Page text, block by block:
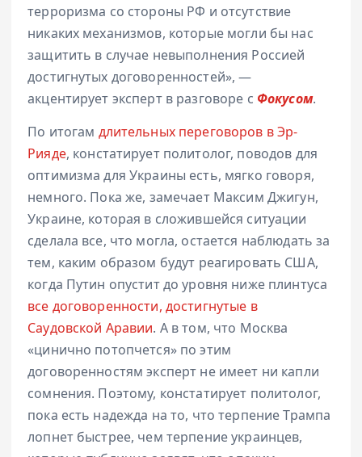
терроризма со стороны РФ и отсутствие
никаких механизмов, которые могли бы нас
защитить в случае невыполнения Россией
достигнутых договоренностей», —
акцентирует эксперт в разговоре с Фокусом.
По итогам длительных переговоров в Эр-
Рияде, констатирует политолог, поводов для
оптимизма для Украины есть, мягко говоря,
немного. Пока же, замечает Максим Джигун,
Украине, которая в сложившейся ситуации
сделала все, что могла, остается наблюдать за
тем, каким образом будут реагировать США,
когда Путин опустит до уровня ниже плинтуса
все договоренности, достигнутые в
Саудовской Аравии. А в том, что Москва
«цинично потопчется» по этим
договоренностям эксперт не имеет ни капли
сомнения. Поэтому, констатирует политолог,
пока есть надежда на то, что терпение Трампа
лопнет быстрее, чем терпение украинцев,